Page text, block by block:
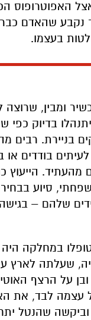
האפוטרופוס
שהאדם כבר
בעצמו.
ומבין,
יתנהלו בדיוק כפי
בניירת. רבים
בודדים או
מהעתיד. הייעוץ
סיוע
שלהם –
במחלקה
ה־80 לחייה, שעלתה
על הרצף
לבד, את
שהנטל